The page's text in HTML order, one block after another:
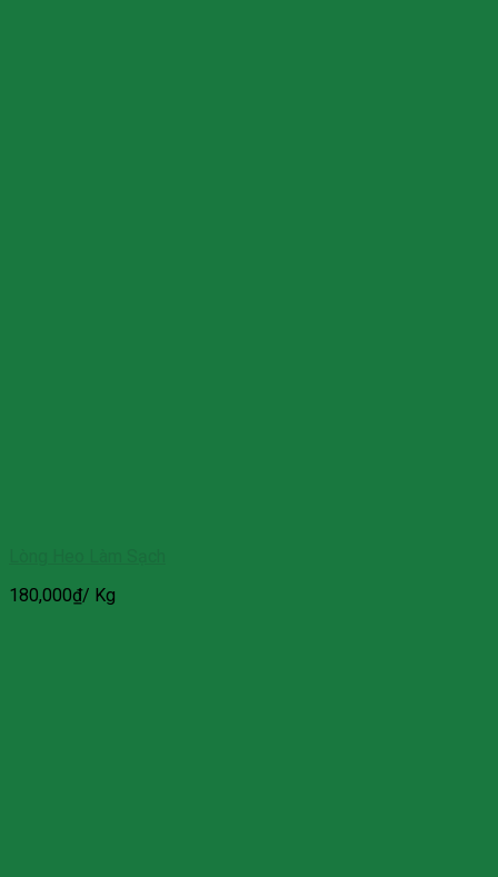
180,000₫/ Kg